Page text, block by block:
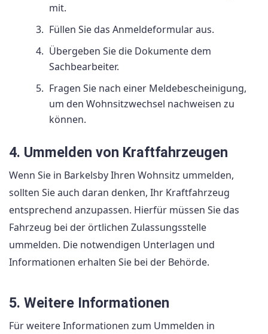
mit.
Füllen Sie das Anmeldeformular aus.
Übergeben Sie die Dokumente dem
Sachbearbeiter.
Fragen Sie nach einer Meldebescheinigung,
um den Wohnsitzwechsel nachweisen zu
können.
4. Ummelden von Kraftfahrzeugen
Wenn Sie in Barkelsby Ihren Wohnsitz ummelden,
sollten Sie auch daran denken, Ihr Kraftfahrzeug
entsprechend anzupassen. Hierfür müssen Sie das
Fahrzeug bei der örtlichen Zulassungsstelle
ummelden. Die notwendigen Unterlagen und
Informationen erhalten Sie bei der Behörde.
5. Weitere Informationen
Für weitere Informationen zum Ummelden in